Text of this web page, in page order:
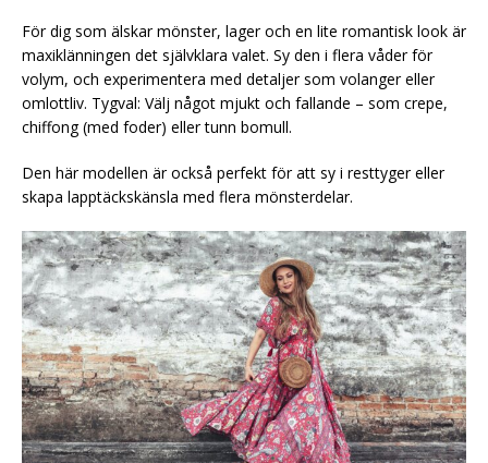
För dig som älskar mönster, lager och en lite romantisk look är
maxiklänningen det självklara valet. Sy den i flera våder för
volym, och experimentera med detaljer som volanger eller
omlottliv. Tygval: Välj något mjukt och fallande – som crepe,
chiffong (med foder) eller tunn bomull.
Den här modellen är också perfekt för att sy i resttyger eller
skapa lapptäckskänsla med flera mönsterdelar.